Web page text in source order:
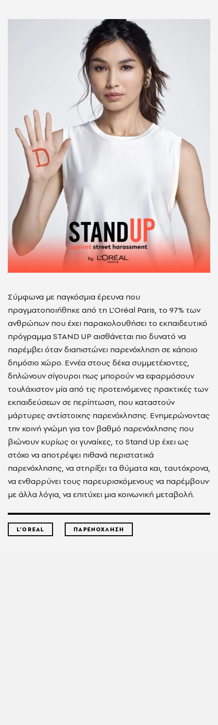
Σύμφωνα με παγκόσμια έρευνα που
πραγματοποιήθηκε από τη L’Oréal Paris, το 97% των
ανθρώπων που έχει παρακολουθήσει το εκπαιδευτικό
πρόγραμμα STAND UP αισθάνεται πιο δυνατό να
παρέμβει όταν διαπιστώνει παρενόχληση σε κάποιο
δημόσιο χώρο. Εννέα στους δέκα συμμετέχοντες,
δηλώνουν σίγουροι πως μπορούν να εφαρμόσουν
τουλάχιστον μία από τις προτεινόμενες πρακτικές των
εκπαιδεύσεων σε περίπτωση, που καταστούν
μάρτυρες αντίστοιχης παρενόχλησης. Ενημερώνοντας
την κοινή γνώμη για τον βαθμό παρενόχλησης που
βιώνουν κυρίως οι γυναίκες, το Stand Up έχει ως
στόχο να αποτρέψει πιθανά περιστατικά
παρενόχλησης, να στηρίξει τα θύματα και, ταυτόχρονα,
να ενθαρρύνει τους παρευρισκόμενους να παρέμβουν·
με άλλα λόγια, να επιτύχει μια κοινωνική μεταβολή.
L’OREAL ΠΑΡΕΝΟΧΛΗΣΗ